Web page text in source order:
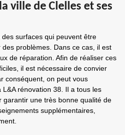
ville de Clelles et ses
surfaces qui peuvent être
problèmes. Dans ce cas, il est
de réparation. Afin de réaliser ces
il est nécessaire de convier
conséquent, on peut vous
rénovation 38. Il a tous les
garantir une très bonne qualité de
supplémentaires,